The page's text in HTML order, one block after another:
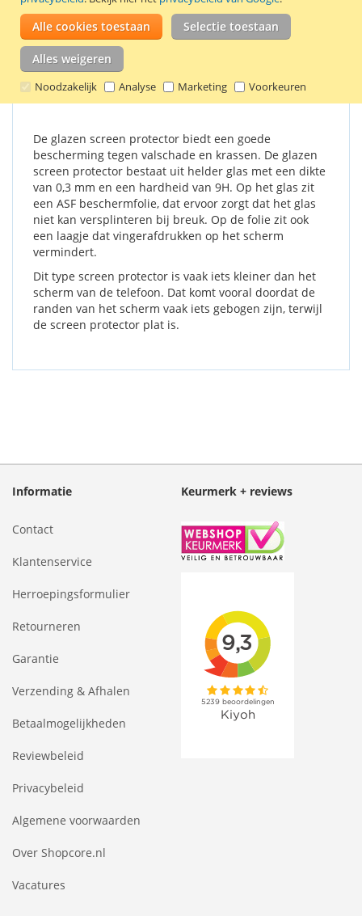
Alle cookies toestaan Selectie toestaan
Alles weigeren
Noodzakelijk Analyse Marketing Voorkeuren
Screen protector van gehard glas voor de Huawei P9 lite. De
screen protector wordt geleverd met 2 schoonmaakdoekjes,
waarmee het scherm eerst schoongemaakt kan worden.
Details Productkenmerken Reviews
De glazen screen protector biedt een goede
bescherming tegen valschade en krassen. De glazen
screen protector bestaat uit helder glas met een dikte
van 0,3 mm en een hardheid van 9H. Op het glas zit
een ASF beschermfolie, dat ervoor zorgt dat het glas
niet kan versplinteren bij breuk. Op de folie zit ook
een laagje dat vingerafdrukken op het scherm
vermindert.
Dit type screen protector is vaak iets kleiner dan het
scherm van de telefoon. Dat komt vooral doordat de
randen van het scherm vaak iets gebogen zijn, terwijl
de screen protector plat is.
Informatie
Contact
Klantenservice
Herroepingsformulier
Retourneren
Garantie
Verzending & Afhalen
Betaalmogelijkheden
Reviewbeleid
Privacybeleid
Algemene voorwaarden
Over Shopcore.nl
Vacatures
Keurmerk + reviews